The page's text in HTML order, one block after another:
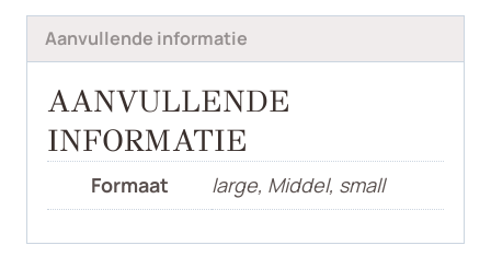
Aanvullende informatie
AANVULLENDE
INFORMATIE
Formaat large, Middel, small